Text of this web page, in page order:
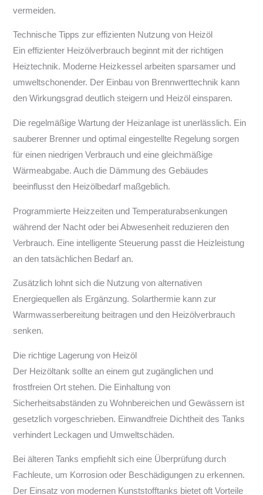
vermeiden.
Technische Tipps zur effizienten Nutzung von Heizöl
Ein effizienter Heizölverbrauch beginnt mit der richtigen
Heiztechnik. Moderne Heizkessel arbeiten sparsamer und
umweltschonender. Der Einbau von Brennwerttechnik kann
den Wirkungsgrad deutlich steigern und Heizöl einsparen.
Die regelmäßige Wartung der Heizanlage ist unerlässlich. Ein
sauberer Brenner und optimal eingestellte Regelung sorgen
für einen niedrigen Verbrauch und eine gleichmäßige
Wärmeabgabe. Auch die Dämmung des Gebäudes
beeinflusst den Heizölbedarf maßgeblich.
Programmierte Heizzeiten und Temperaturabsenkungen
während der Nacht oder bei Abwesenheit reduzieren den
Verbrauch. Eine intelligente Steuerung passt die Heizleistung
an den tatsächlichen Bedarf an.
Zusätzlich lohnt sich die Nutzung von alternativen
Energiequellen als Ergänzung. Solarthermie kann zur
Warmwasserbereitung beitragen und den Heizölverbrauch
senken.
Die richtige Lagerung von Heizöl
Der Heizöltank sollte an einem gut zugänglichen und
frostfreien Ort stehen. Die Einhaltung von
Sicherheitsabständen zu Wohnbereichen und Gewässern ist
gesetzlich vorgeschrieben. Einwandfreie Dichtheit des Tanks
verhindert Leckagen und Umweltschäden.
Bei älteren Tanks empfiehlt sich eine Überprüfung durch
Fachleute, um Korrosion oder Beschädigungen zu erkennen.
Der Einsatz von modernen Kunststofftanks bietet oft Vorteile